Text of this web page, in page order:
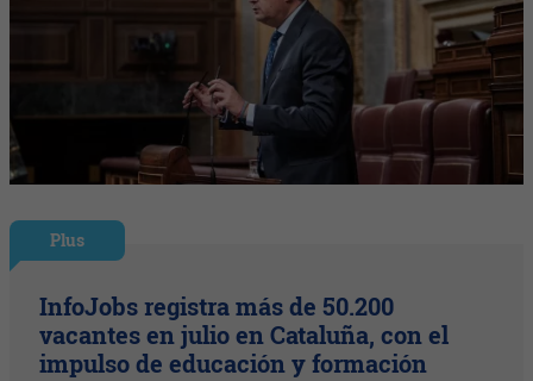
Plus
InfoJobs registra más de 50.200
vacantes en julio en Cataluña, con el
impulso de educación y formación